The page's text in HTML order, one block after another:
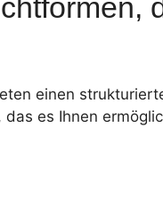
einen
es Ihnen